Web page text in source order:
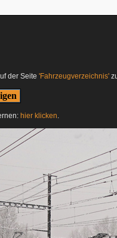
der Seite 'Fahrzeugverzeichnis'
hier klicken.